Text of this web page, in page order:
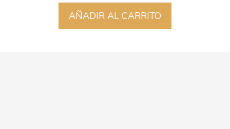
AÑADIR AL CARRITO